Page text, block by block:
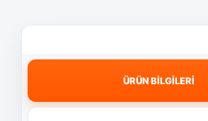
ÜRÜN BİLGİLERİ